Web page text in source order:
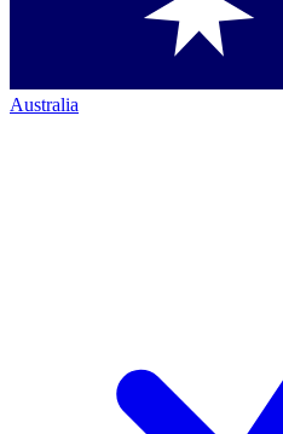
Australia